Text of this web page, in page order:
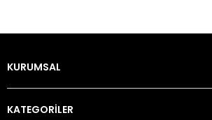
KURUMSAL
KATEGORİLER